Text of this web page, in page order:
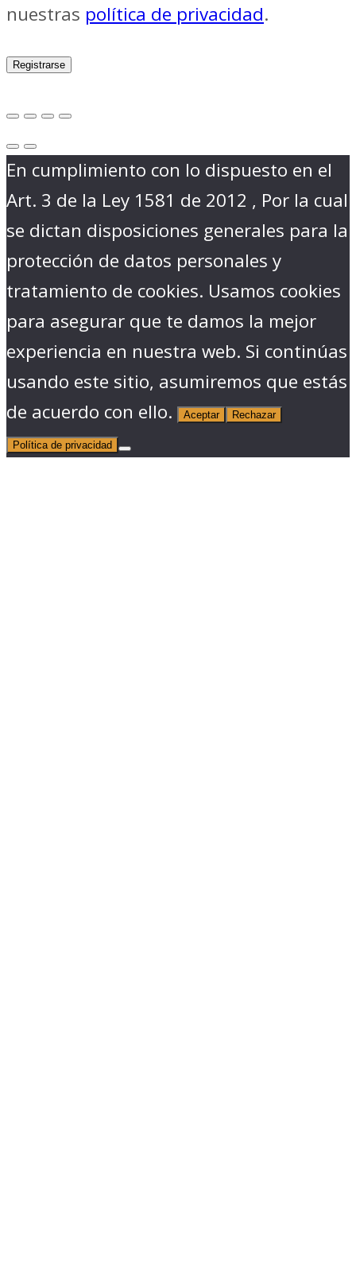
nuestras política de privacidad.
Registrarse
En cumplimiento con lo dispuesto en el
Art. 3 de la Ley 1581 de 2012 , Por la cual
se dictan disposiciones generales para la
protección de datos personales y
tratamiento de cookies. Usamos cookies
para asegurar que te damos la mejor
experiencia en nuestra web. Si continúas
usando este sitio, asumiremos que estás
de acuerdo con ello.
Aceptar Rechazar
Política de privacidad